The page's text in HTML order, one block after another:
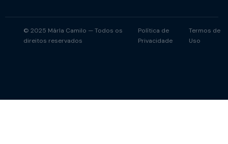
© 2025 Márla Camilo — Todos os
direitos reservados
Política de
Privacidade
Termos de
Uso